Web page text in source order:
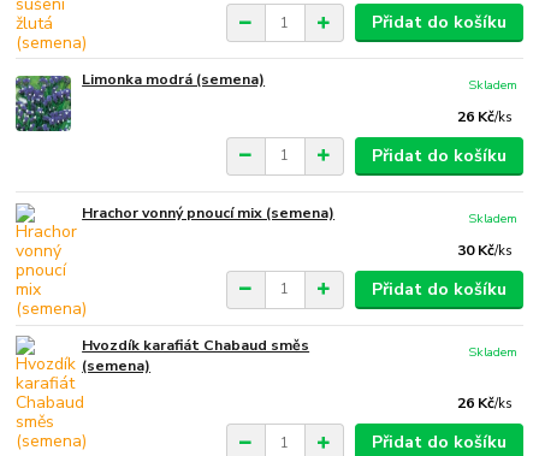
Přidat do košíku
Limonka modrá (semena)
26 Kč/ks
Skladem
Přidat do košíku
Hrachor vonný pnoucí mix (semena)
30 Kč/ks
Skladem
Přidat do košíku
Hvozdík karafiát Chabaud směs
(semena)
26 Kč/ks
Skladem
Přidat do košíku